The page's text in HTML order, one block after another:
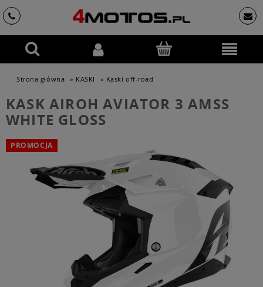
Strona główna » KASKI » Kaski off-road
KASK AIROH AVIATOR 3 AMSS
WHITE GLOSS
PROMOCJA